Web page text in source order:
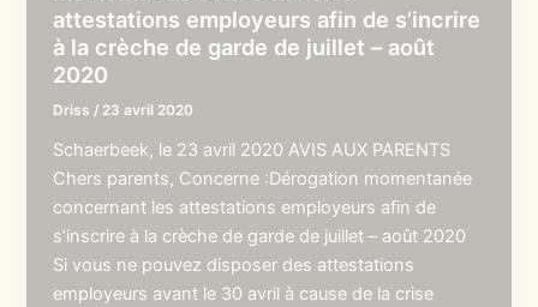
attestations employeurs afin de s’incrire
à la crèche de garde de juillet – août
2020
Driss / 23 avril 2020
Schaerbeek, le 23 avril 2020 AVIS AUX PARENTS
Chers parents, Concerne :Dérogation momentanée
concernant les attestations employeurs afin de
s’inscrire à la crèche de garde de juillet – août 2020
Si vous ne pouvez disposer des attestations
employeurs avant le 30 avril à cause de la crise